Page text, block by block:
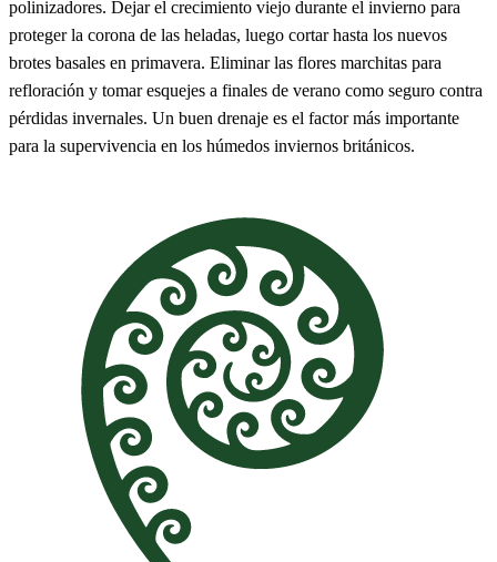
polinizadores. Dejar el crecimiento viejo durante el invierno para
proteger la corona de las heladas, luego cortar hasta los nuevos
brotes basales en primavera. Eliminar las flores marchitas para
refloración y tomar esquejes a finales de verano como seguro contra
pérdidas invernales. Un buen drenaje es el factor más importante
para la supervivencia en los húmedos inviernos británicos.